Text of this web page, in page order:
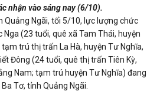
nhận vào sáng nay (6/10).
Quảng Ngãi, tối 5/10, lực lượng chức
(23 tuổi, quê xã Tam Thái, huyện
trú thị trấn La Hà, huyện Tư Nghĩa,
Đông (24 tuổi, quê thị trấn Tiên Kỳ,
Nam; tạm trú huyện Tư Nghĩa) đang
Tơ, tỉnh Quảng Ngãi.